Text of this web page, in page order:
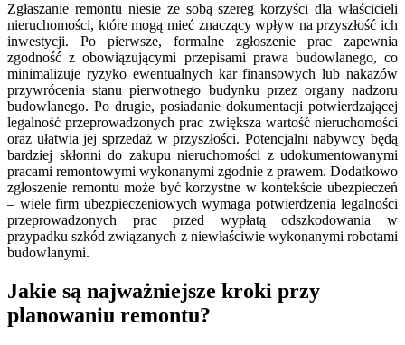
Zgłaszanie remontu niesie ze sobą szereg korzyści dla właścicieli
nieruchomości, które mogą mieć znaczący wpływ na przyszłość ich
inwestycji. Po pierwsze, formalne zgłoszenie prac zapewnia
zgodność z obowiązującymi przepisami prawa budowlanego, co
minimalizuje ryzyko ewentualnych kar finansowych lub nakazów
przywrócenia stanu pierwotnego budynku przez organy nadzoru
budowlanego. Po drugie, posiadanie dokumentacji potwierdzającej
legalność przeprowadzonych prac zwiększa wartość nieruchomości
oraz ułatwia jej sprzedaż w przyszłości. Potencjalni nabywcy będą
bardziej skłonni do zakupu nieruchomości z udokumentowanymi
pracami remontowymi wykonanymi zgodnie z prawem. Dodatkowo
zgłoszenie remontu może być korzystne w kontekście ubezpieczeń
– wiele firm ubezpieczeniowych wymaga potwierdzenia legalności
przeprowadzonych prac przed wypłatą odszkodowania w
przypadku szkód związanych z niewłaściwie wykonanymi robotami
budowlanymi.
Jakie są najważniejsze kroki przy
planowaniu remontu?